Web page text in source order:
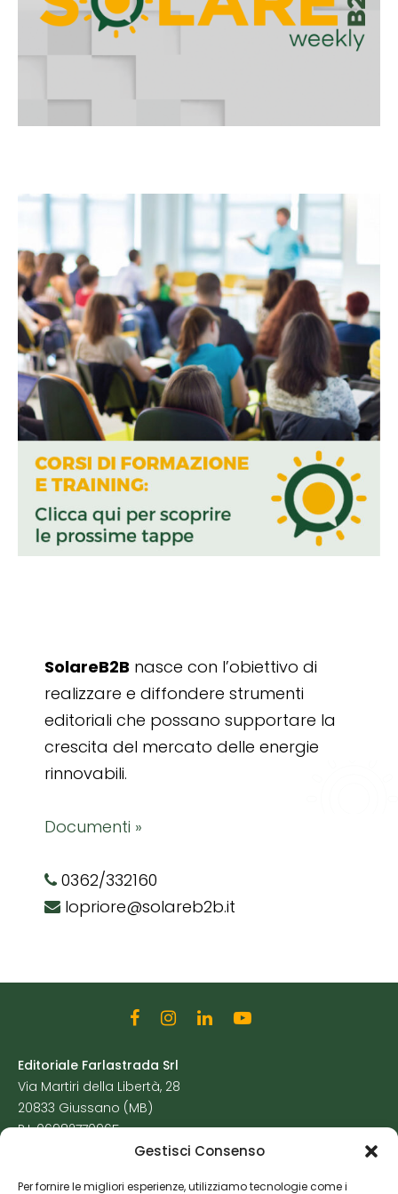
Gestisci Consenso
Per fornire le migliori esperienze, utilizziamo tecnologie come i
SolareB2B nasce con l’obiettivo di
realizzare e diffondere strumenti
editoriali che possano supportare la
crescita del mercato delle energie
rinnovabili.
Documenti »
0362/332160
lopriore@solareb2b.it
Editoriale Farlastrada Srl
Via Martiri della Libertà, 28
20833 Giussano (MB)
P.I. 06982770965